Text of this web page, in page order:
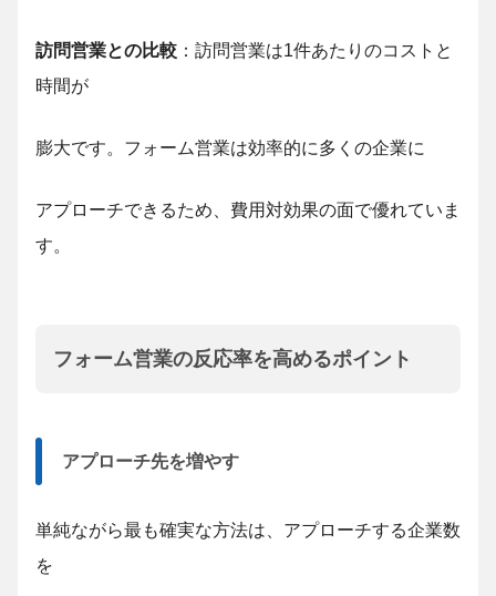
訪問営業との比較 ：訪問営業は1件あたりのコストと
時間が
膨大です。フォーム営業は効率的に多くの企業に
アプローチできるため、費用対効果の面で優れていま
す。
フォーム営業の反応率を高めるポイント
アプローチ先を増やす
単純ながら最も確実な方法は、アプローチする企業数
を